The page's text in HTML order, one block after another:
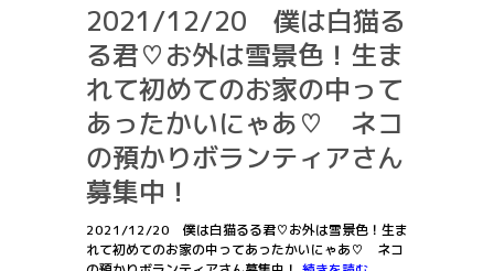
2021/12/20 僕は白猫る
る君♡お外は雪景色！生ま
れて初めてのお家の中って
あったかいにゃあ♡ ネコ
の預かりボランティアさん
募集中！
2021/12/20 僕は白猫るる君♡お外は雪景色！生ま
れて初めてのお家の中ってあったかいにゃあ♡ ネコ